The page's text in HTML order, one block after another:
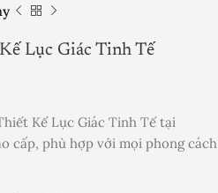
Lục Giác Tinh Tế
Kế Lục Giác Tinh Tế tại
cấp, phù hợp với mọi phong cách